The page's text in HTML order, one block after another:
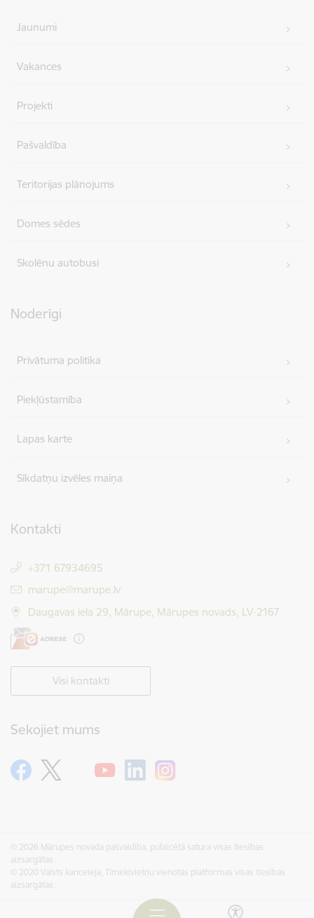
Jaunumi
Vakances
Projekti
Pašvaldība
Teritorijas plānojums
Domes sēdes
Skolēnu autobusi
Noderīgi
Privātuma politika
Piekļūstamība
Lapas karte
Sīkdatņu izvēles maiņa
Kontakti
+371 67934695
E-pasts:
marupe@marupe.lv
Daugavas iela 29, Mārupe, Mārupes novads, LV-2167
Visi kontakti
Sekojiet mums
© 2026 Mārupes novada pašvaldība, publicētā satura visas tiesības
aizsargātas.
© 2020 Valsts kanceleja, Tīmekļvietņu vienotās platformas visas tiesības
aizsargātas.